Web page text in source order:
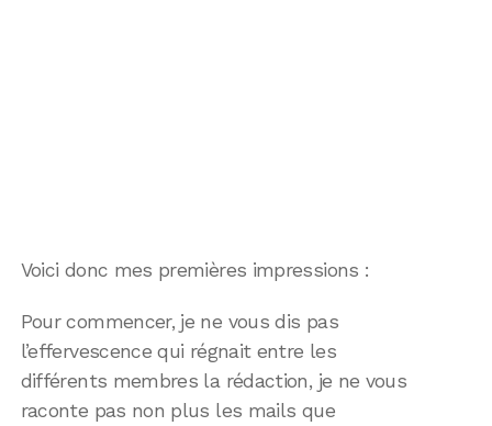
Voici donc mes premières impressions :
Pour commencer, je ne vous dis pas
l’effervescence qui régnait entre les
différents membres la rédaction, je ne vous
raconte pas non plus les mails que